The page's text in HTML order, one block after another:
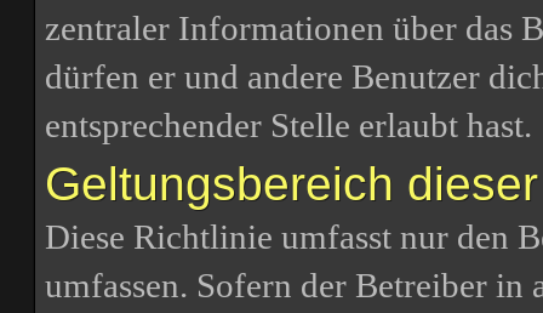
zentraler Informationen über das
dürfen er und andere Benutzer
entsprechender Stelle erlaubt hast.
Geltungsbereich
Diese Richtlinie umfasst nur den
umfassen. Sofern der Betreiber in